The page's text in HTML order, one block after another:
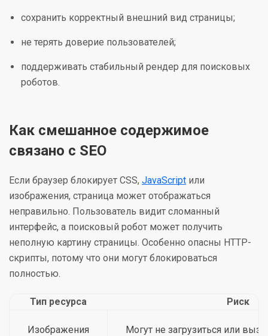
сохранить корректный внешний вид страницы;
не терять доверие пользователей;
поддерживать стабильный рендер для поисковых
роботов.
Как смешанное содержимое
связано с SEO
Если браузер блокирует CSS, JavaScript или
изображения, страница может отображаться
неправильно. Пользователь видит сломанный
интерфейс, а поисковый робот может получить
неполную картину страницы. Особенно опасны HTTP-
скрипты, потому что они могут блокироваться
полностью.
Тип ресурса Риск
Изображения
Могут не загрузиться или